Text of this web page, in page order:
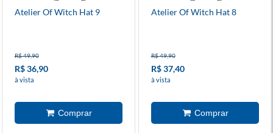
Atelier Of Witch Hat 9
R$ 49,90
R$ 36,90
à vista
Atelier Of Witch Hat 8
R$ 49,90
R$ 37,40
à vista